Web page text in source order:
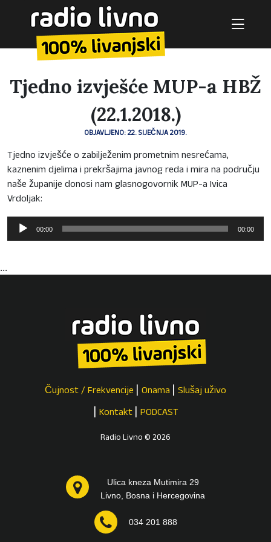
Tjedno izvješće MUP-a HBŽ
(22.1.2018.)
OBJAVLJENO: 22. SIJEČNJA 2019.
Tjedno izvješće o zabilježenim prometnim nesrećama,
kaznenim djelima i prekršajima javnog reda i mira na području
naše županije donosi nam glasnogovornik MUP-a Ivica
Vrdoljak:
Reproduktor
audiozapisa
00:00 00:00
...
Čujnost / Frekvencije Onama Slušaj uživo
Kontakt PODCAST
Radio Livno © 2026
Ulica kneza Mutimira 29
Livno, Bosna i Hercegovina
034 201 888